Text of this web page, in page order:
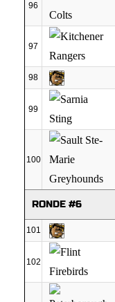
96
97
98
99
100
RONDE #6
101
102